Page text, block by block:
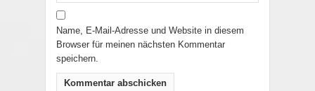
Name, E-Mail-Adresse und Website in diesem
Browser für meinen nächsten Kommentar
speichern.